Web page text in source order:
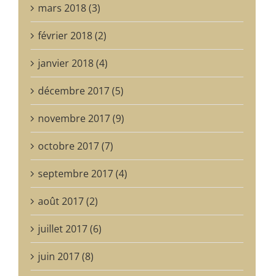
mars 2018 (3)
février 2018 (2)
janvier 2018 (4)
décembre 2017 (5)
novembre 2017 (9)
octobre 2017 (7)
septembre 2017 (4)
août 2017 (2)
juillet 2017 (6)
juin 2017 (8)